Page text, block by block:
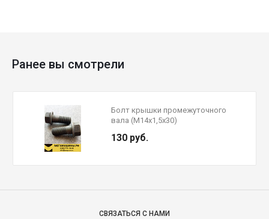
Ранее вы смотрели
Болт крышки промежуточного
вала (М14х1,5х30)
130 руб.
СВЯЗАТЬСЯ С НАМИ